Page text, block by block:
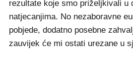
rezultate koje smo priželjkivali u
natjecanjima. No nezaboravne
pobjede, dodatno posebne
zauvijek će mi ostati urezane u